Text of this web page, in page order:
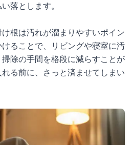
落とします。
根は汚れが溜まりやすいポイン
けることで、リビングや寝室に汚
除の手間を格段に減らすことが
る前に、さっと済ませてしまい